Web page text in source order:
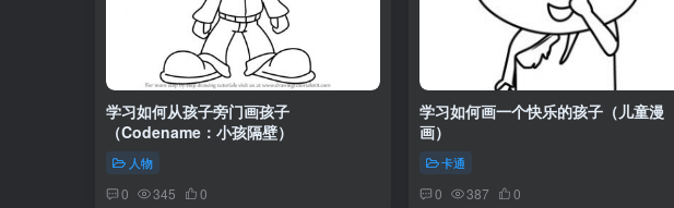
学习如何从孩子旁门画孩子
（Codename：小孩隔壁）
人物
0 345 0
学习如何画一个快乐的孩子（儿童漫
画）
卡通
0 387 0